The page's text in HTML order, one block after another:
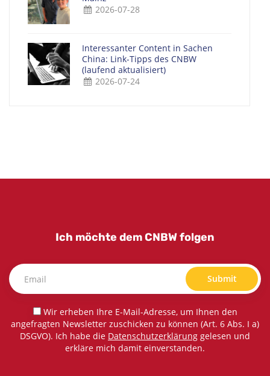
2026-07-28
Interessanter Content in Sachen
China: Link-Tipps des CNBW
(laufend aktualisiert)
2026-07-24
Ich möchte dem CNBW folgen
Submit
Wir erheben Ihre E-Mail-Adresse, um Ihnen den
angefragten Newsletter zuschicken zu können (Art. 6 Abs. I a)
DSGVO). Ich habe die Datenschutzerklärung gelesen und
erkläre mich damit einverstanden.